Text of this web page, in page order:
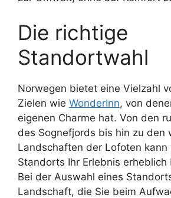
Die richtige
Standortwahl
Norwegen bietet eine Vielzahl
Zielen wie WonderInn, von
eigenen Charme hat. Von den
des Sognefjords bis hin zu den
Landschaften der Lofoten kann
Standorts Ihr Erlebnis erheblich
Bei der Auswahl eines
Landschaft, die Sie beim